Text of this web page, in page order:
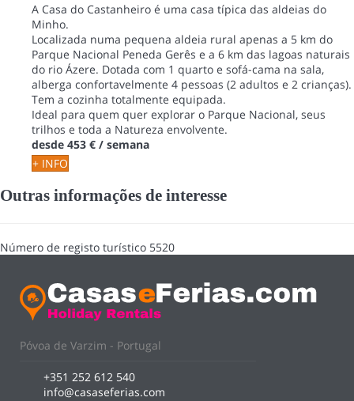
A Casa do Castanheiro é uma casa típica das aldeias do
Minho.
Localizada numa pequena aldeia rural apenas a 5 km do
Parque Nacional Peneda Gerês e a 6 km das lagoas naturais
do rio Ázere. Dotada com 1 quarto e sofá-cama na sala,
alberga confortavelmente 4 pessoas (2 adultos e 2 crianças).
Tem a cozinha totalmente equipada.
Ideal para quem quer explorar o Parque Nacional, seus
trilhos e toda a Natureza envolvente.
desde 453 € / semana
+ INFO
Outras informações de interesse
Número de registo turístico 5520
Póvoa de Varzim - Portugal
+351 252 612 540
info@casaseferias.com